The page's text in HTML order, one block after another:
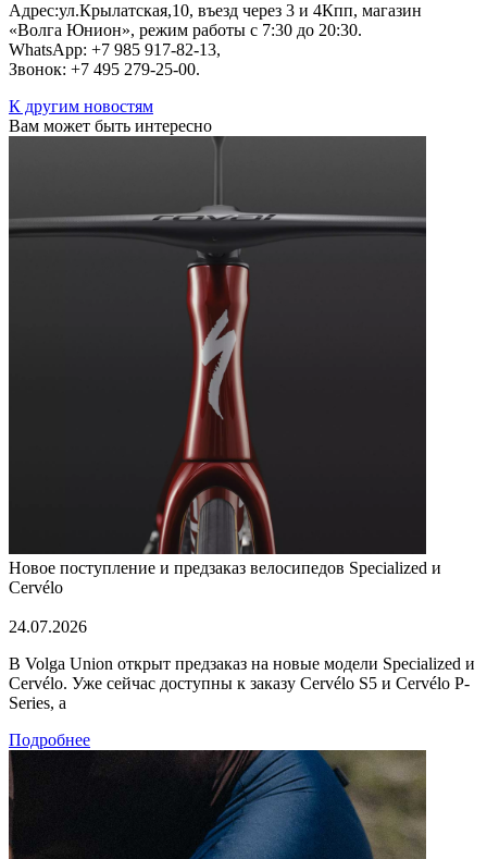
Адрес:ул.Крылатская,10, въезд через 3 и 4Кпп, магазин
«Волга Юнион», режим работы с 7:30 до 20:30.
WhatsApp: ‪+7 985 917‑82‑13‬,
Звонок: +7 495 279-25-00.
К другим новостям
Вам может быть интересно
Новое поступление и предзаказ велосипедов Specialized и
Cervélo
24.07.2026
В Volga Union открыт предзаказ на новые модели Specialized и
Cervélo. Уже сейчас доступны к заказу Cervélo S5 и Cervélo P-
Series, а
Подробнее